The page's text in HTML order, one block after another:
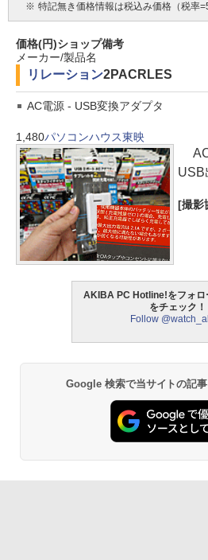
※ 特記無き価格情報は税込み価格（税率
価格(円)ショップ備考
メーカー/製品名
リレーション2PACRLES
AC電源 - USB変換アダプタ
1,480パソコンハウス東映
AC
USB
[撮影
AKIBA PC Hotline!をフォロ
をチェック！
Follow
Google 検索で当サイトの記